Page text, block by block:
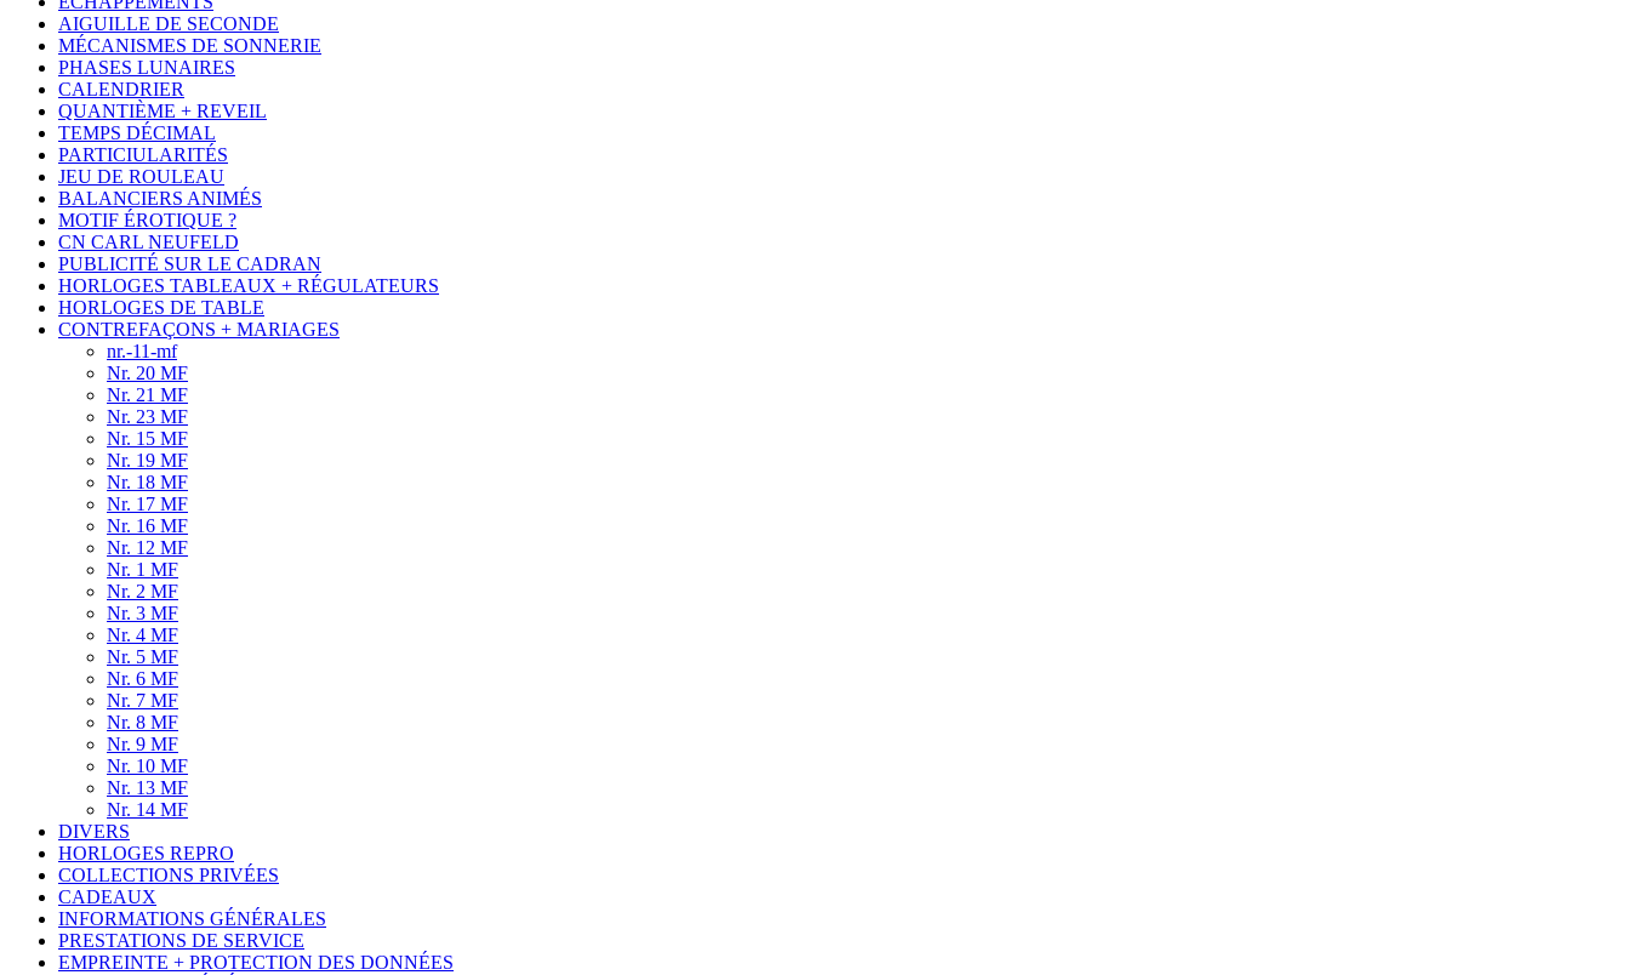
AIGUILLE DE SECONDE
MÉCANISMES DE SONNERIE
PHASES LUNAIRES
CALENDRIER
QUANTIÈME + REVEIL
TEMPS DÉCIMAL
PARTICIULARITÉS
JEU DE ROULEAU
BALANCIERS ANIMÉS
MOTIF ÉROTIQUE ?
CN CARL NEUFELD
PUBLICITÉ SUR LE CADRAN
HORLOGES TABLEAUX + RÉGULATEURS
HORLOGES DE TABLE
CONTREFAÇONS + MARIAGES
nr.-11-mf
Nr. 20 MF
Nr. 21 MF
Nr. 23 MF
Nr. 15 MF
Nr. 19 MF
Nr. 18 MF
Nr. 17 MF
Nr. 16 MF
Nr. 12 MF
Nr. 1 MF
Nr. 2 MF
Nr. 3 MF
Nr. 4 MF
Nr. 5 MF
Nr. 6 MF
Nr. 7 MF
Nr. 8 MF
Nr. 9 MF
Nr. 10 MF
Nr. 13 MF
Nr. 14 MF
DIVERS
HORLOGES REPRO
COLLECTIONS PRIVÉES
CADEAUX
INFORMATIONS GÉNÉRALES
PRESTATIONS DE SERVICE
EMPREINTE + PROTECTION DES DONNÉES